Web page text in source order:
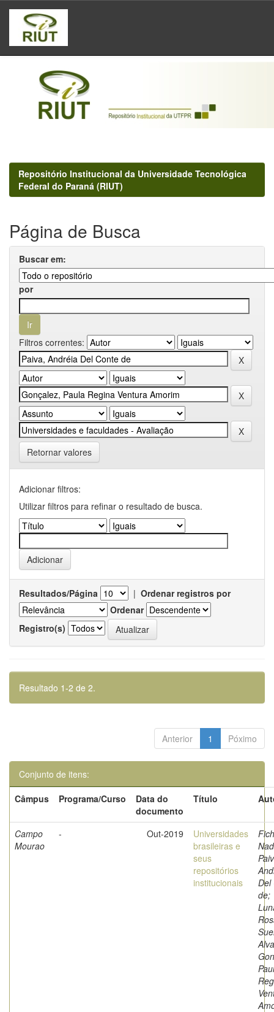
Skip
navigation
Repositório Institucional da Universidade Tecnológica
Federal do Paraná (RIUT)
Página de Busca
Buscar em:
por
Filtros correntes:
Retornar valores
Adicionar filtros:
Utilizar filtros para refinar o resultado de busca.
Resultados/Página | Ordenar registros por
Ordenar
Registro(s)
Resultado 1-2 de 2.
Anterior 1 Póximo
Conjunto de itens:
Câmpus
Programa/Curso
Data do
documento
Título
Campo
Mourao
- Out-2019
Universidades
brasileiras e
seus
repositórios
institucionais
Del
de;